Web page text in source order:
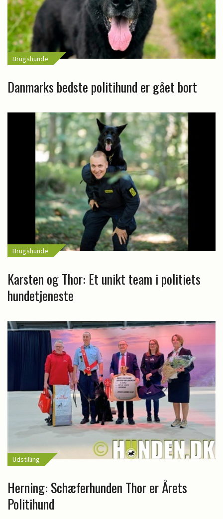
Brugshunde
Danmarks bedste politihund er gået bort
Brugshunde
Karsten og Thor: Et unikt team i politiets
hundetjeneste
Udstilling
Herning: Schæferhunden Thor er Årets
Politihund